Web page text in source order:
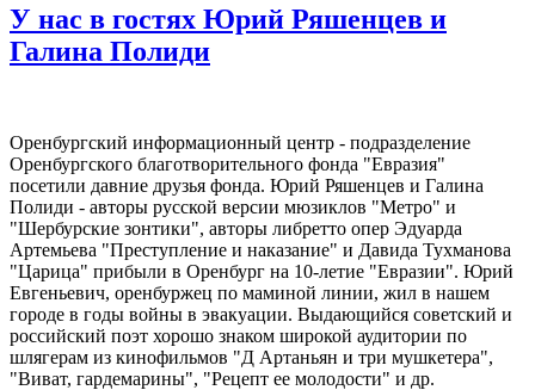
У нас в гостях Юрий Ряшенцев и
Галина Полиди
Оренбургский информационный центр - подразделение
Оренбургского благотворительного фонда "Евразия"
посетили давние друзья фонда. Юрий Ряшенцев и Галина
Полиди - авторы русской версии мюзиклов "Метро" и
"Шербурские зонтики", авторы либретто опер Эдуарда
Артемьева "Преступление и наказание" и Давида Тухманова
"Царица" прибыли в Оренбург на 10-летие "Евразии". Юрий
Евгеньевич, оренбуржец по маминой линии, жил в нашем
городе в годы войны в эвакуации. Выдающийся советский и
российский поэт хорошо знаком широкой аудитории по
шлягерам из кинофильмов "Д Артаньян и три мушкетера",
"Виват, гардемарины", "Рецепт ее молодости" и др.